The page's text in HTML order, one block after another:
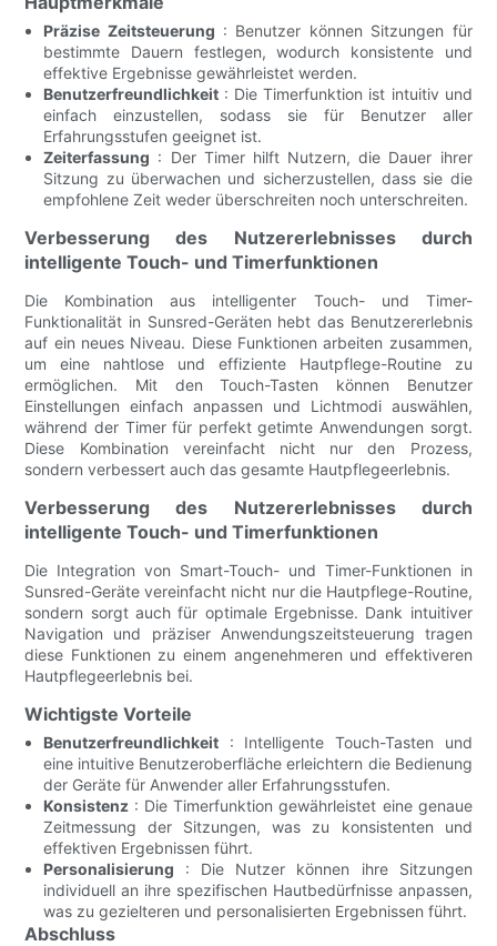
Präzise Zeitsteuerung : Benutzer können Sitzungen für
bestimmte Dauern festlegen, wodurch konsistente und
effektive Ergebnisse gewährleistet werden.
Benutzerfreundlichkeit : Die Timerfunktion ist intuitiv und
einfach einzustellen, sodass sie für Benutzer aller
Erfahrungsstufen geeignet ist.
Zeiterfassung : Der Timer hilft Nutzern, die Dauer ihrer
Sitzung zu überwachen und sicherzustellen, dass sie die
empfohlene Zeit weder überschreiten noch unterschreiten.
Verbesserung des Nutzererlebnisses durch
intelligente Touch- und Timerfunktionen
Die Kombination aus intelligenter Touch- und Timer-
Funktionalität in Sunsred-Geräten hebt das Benutzererlebnis
auf ein neues Niveau. Diese Funktionen arbeiten zusammen,
um eine nahtlose und effiziente Hautpflege-Routine zu
ermöglichen. Mit den Touch-Tasten können Benutzer
Einstellungen einfach anpassen und Lichtmodi auswählen,
während der Timer für perfekt getimte Anwendungen sorgt.
Diese Kombination vereinfacht nicht nur den Prozess,
sondern verbessert auch das gesamte Hautpflegeerlebnis.
Verbesserung des Nutzererlebnisses durch
intelligente Touch- und Timerfunktionen
Die Integration von Smart-Touch- und Timer-Funktionen in
Sunsred-Geräte vereinfacht nicht nur die Hautpflege-Routine,
sondern sorgt auch für optimale Ergebnisse. Dank intuitiver
Navigation und präziser Anwendungszeitsteuerung tragen
diese Funktionen zu einem angenehmeren und effektiveren
Hautpflegeerlebnis bei.
Wichtigste Vorteile
Benutzerfreundlichkeit : Intelligente Touch-Tasten und
eine intuitive Benutzeroberfläche erleichtern die Bedienung
der Geräte für Anwender aller Erfahrungsstufen.
Konsistenz : Die Timerfunktion gewährleistet eine genaue
Zeitmessung der Sitzungen, was zu konsistenten und
effektiven Ergebnissen führt.
Personalisierung : Die Nutzer können ihre Sitzungen
individuell an ihre spezifischen Hautbedürfnisse anpassen,
was zu gezielteren und personalisierten Ergebnissen führt.
Abschluss